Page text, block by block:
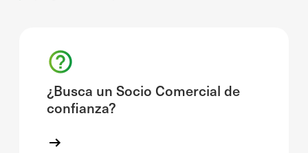
¿Busca un Socio Comercial de
confianza?